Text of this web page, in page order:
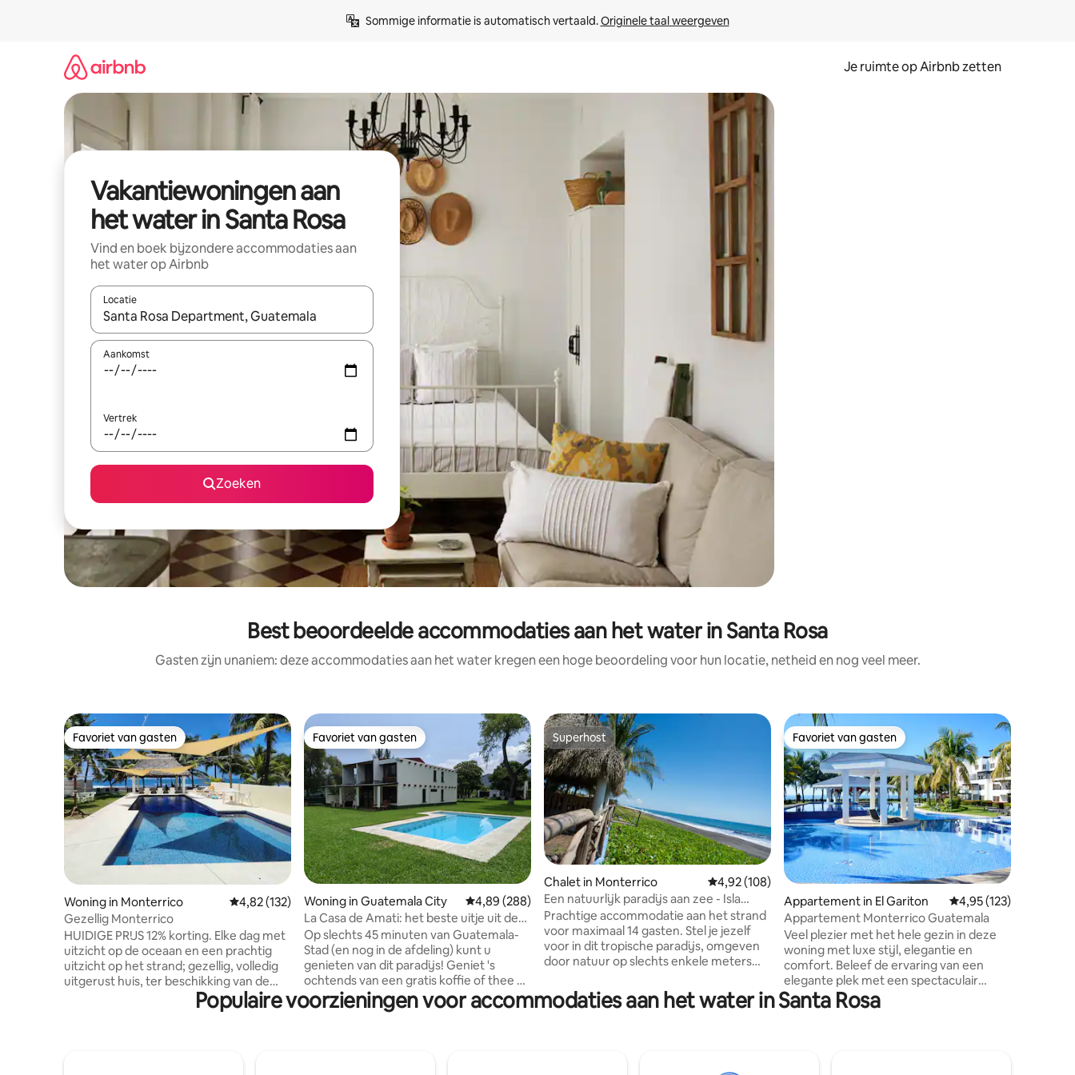
Sommige informatie is automatisch vertaald. Originele taal weergeven
Je ruimte op Airbnb zetten
Vakantiewoningen aan
het water in Santa Rosa
Vind en boek bijzondere accommodaties aan
het water op Airbnb
Locatie
Wanneer er suggesties beschikbaar zijn, maak je een keuze met je de pijltjestoetsen omhoog en omlaag, óf door te tikken of swipen.
Aankomst
Vertrek
Zoeken
Best beoordeelde accommodaties aan het water in Santa Rosa
Gasten zijn unaniem: deze accommodaties aan het water kregen een hoge beoordeling voor hun locatie, netheid en nog veel meer.
Favoriet van gasten
Favoriet van gasten
Woning in Monterrico Gemiddelde beoordeling van 4,82 uit 5, 132 recensies
4,82 (132)
Gezellig Monterrico
HUIDIGE PRIJS 12% korting. Elke dag met
uitzicht op de oceaan en een prachtig
uitzicht op het strand; gezellig, volledig
uitgerust huis, ter beschikking van de
gasten, kwaliteitscommunicatie, alles
wat je nodig hebt voor een vakantie. 2
Favoriet van gasten
Favoriet van gasten
Woning in Guatemala City Gemiddelde beoordeling van 4,89 uit 5, 288 recensies
4,89 (288)
La Casa de Amati: het beste uitje uit de
stad
Op slechts 45 minuten van Guatemala-
Stad (en nog in de afdeling) kunt u
genieten van dit paradijs! Geniet 's
ochtends van een gratis koffie of thee op
de pier, koel af in het zwembad, geniet
van de prachtige zonsondergangen en
Superhost
Superhost
Chalet in Monterrico Gemiddelde beoordeling van 4,92 uit 5, 108 recensies
4,92 (108)
Een natuurlijk paradijs aan zee - Isla
Palmeras
Prachtige accommodatie aan het strand
voor maximaal 14 gasten. Stel je jezelf
voor in dit tropische paradijs, omgeven
door natuur op slechts enkele meters
met het geluid van de golven en drink
een kopje koffie terwijl je geniet van een
Favoriet van gasten
Favoriet van gasten
Appartement in El Gariton Gemiddelde
4,95 (123)
Appartement Monterrico Guatemala
Veel plezier met het hele gezin in deze
woning met luxe stijl, elegantie en
comfort. Beleef de ervaring van een
elegante plek met een spectaculair
uitzicht op de oceaan en zwembaden
voor het strand, waar je op een speciale
Populaire voorzieningen voor accommodaties aan het water in Santa Rosa